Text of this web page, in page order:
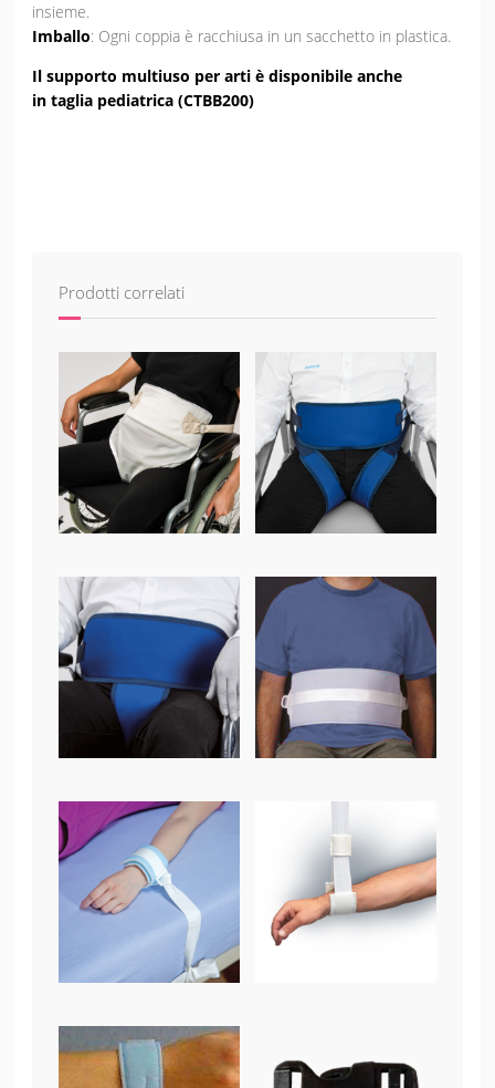
insieme.
Imballo: Ogni coppia è racchiusa in un sacchetto in plastica.
Il supporto multiuso per arti è disponibile anche
in taglia pediatrica (CTBB200)
Prodotti correlati